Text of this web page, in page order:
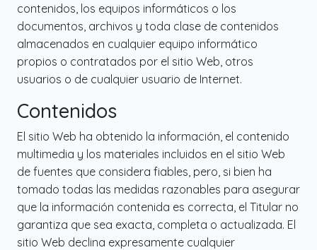
contenidos, los equipos informáticos o los
documentos, archivos y toda clase de contenidos
almacenados en cualquier equipo informático
propios o contratados por el sitio Web, otros
usuarios o de cualquier usuario de Internet.
Contenidos
El sitio Web ha obtenido la información, el contenido
multimedia y los materiales incluidos en el sitio Web
de fuentes que considera fiables, pero, si bien ha
tomado todas las medidas razonables para asegurar
que la información contenida es correcta, el Titular no
garantiza que sea exacta, completa o actualizada. El
sitio Web declina expresamente cualquier